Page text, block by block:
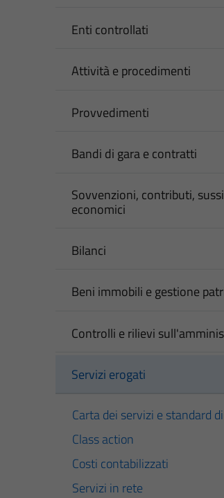
Enti controllati
Attività e procedimenti
Provvedimenti
Bandi di gara e contratti
Sovvenzioni, contributi,
economici
Bilanci
Beni immobili e gestione
Controlli e rilievi
Servizi erogati
Carta dei servizi e standard
Class action
Costi contabilizzati
Servizi in rete